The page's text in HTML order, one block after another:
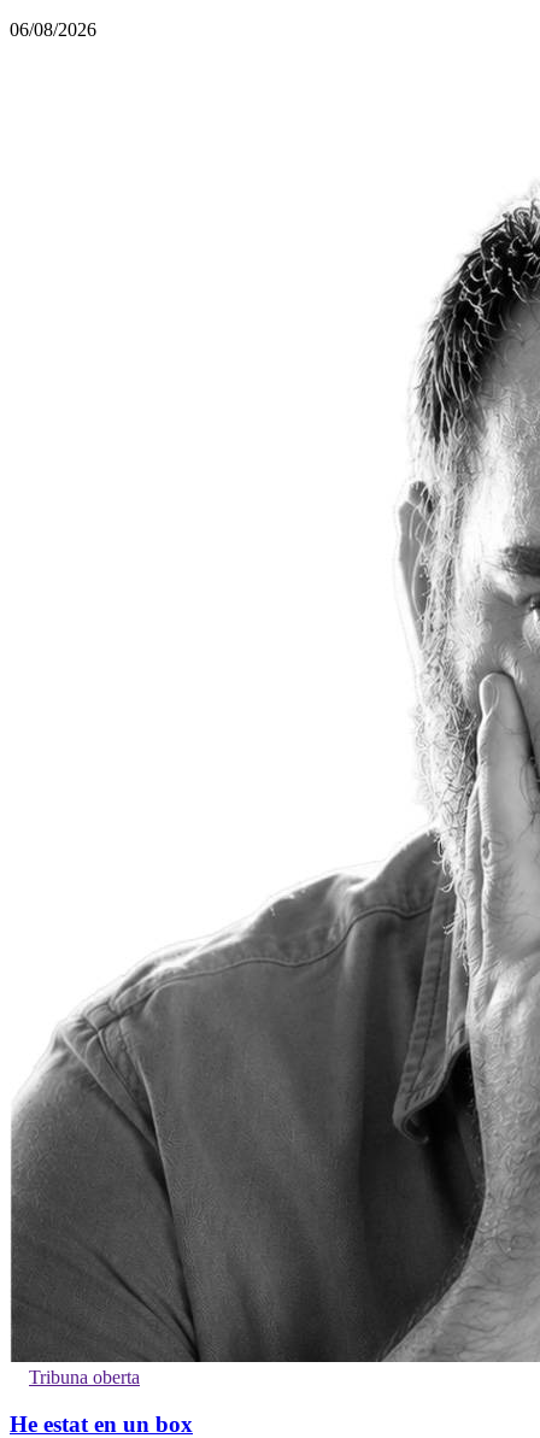
06/08/2026
Tribuna oberta
He estat en un box